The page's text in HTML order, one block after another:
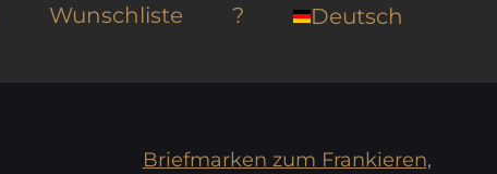
Wunschliste ? Deutsch
Briefmarken zum Frankieren,